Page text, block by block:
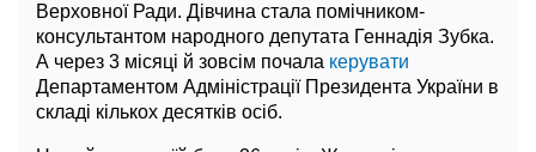
Верховної Ради. Дівчина стала помічником-
консультантом народного депутата Геннадія Зубка.
А через 3 місяці й зовсім почала керувати
Департаментом Адміністрації Президента України в
складі кількох десятків осіб.